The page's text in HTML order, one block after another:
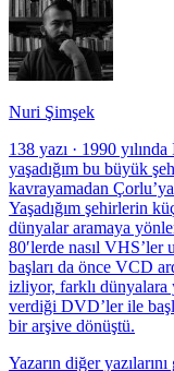
Nuri Şimşek
138 yazı · 1990
yaşadığım bu büyük
kavrayamadan
Yaşadığım şehirlerin
dünyalar aramaya
80′lerde nasıl
başları da önce VCD
izliyor, farklı
verdiği DVD’ler ile
bir arşive dönüştü.
Yazarın diğer